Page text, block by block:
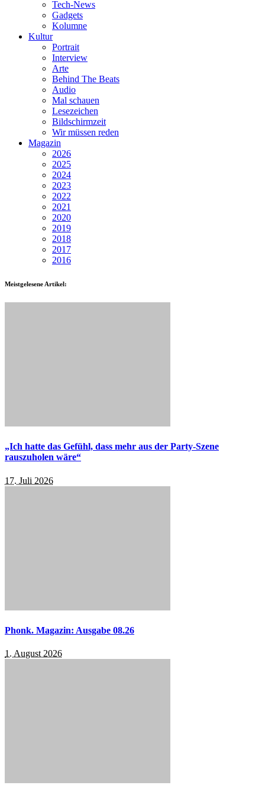
Tech-News
Gadgets
Kolumne
Kultur
Portrait
Interview
Arte
Behind The Beats
Audio
Mal schauen
Lesezeichen
Bildschirmzeit
Wir müssen reden
Magazin
2026
2025
2024
2023
2022
2021
2020
2019
2018
2017
2016
Meistgelesene Artikel:
„Ich hatte das Gefühl, dass mehr aus der Party-Szene
rauszuholen wäre“
17. Juli 2026
Phonk. Magazin: Ausgabe 08.26
1. August 2026